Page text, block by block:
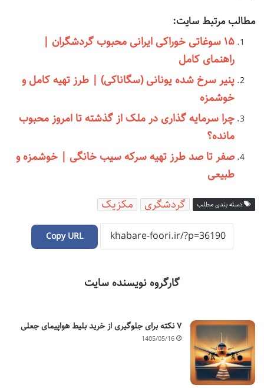
مطالب مرتبط سایت:
۱۵ سوغاتی خوراکی ایرانی محبوب گردشگران |
راهنمای کامل
پنیر سرخ شده یونانی (سگاناکی) | طرز تهیه کامل و
خوشمزه
چرا سرمایه گذاری در ملک از گذشته تا امروز محبوب
مانده؟
صفر تا صد طرز تهیه سرکه سیب خانگی | خوشمزه و
طبیعی
دسته بندی مطلب گردشگری مکزیک
Copy URL
گارگروه نویسنده سایت
۷ نکته برای جلوگیری از خرید بلیط هواپیمای جعلی
1405/05/16